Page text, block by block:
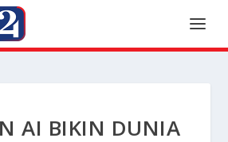
AI BIKIN DUNIA